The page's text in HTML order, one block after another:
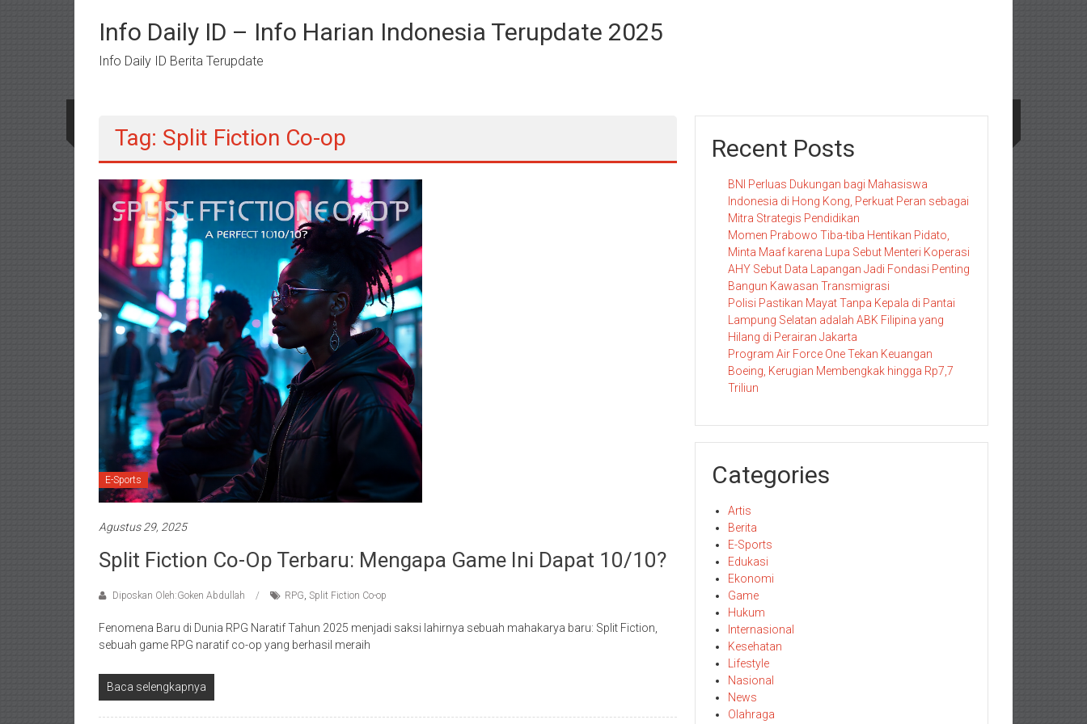
kontenInfo Daily ID – Info Harian Indonesia Terupdate 2025
Info Daily ID Berita Terupdate
Tag: Split Fiction Co-op
E-Sports
Agustus 29, 2025
Split Fiction Co-Op Terbaru: Mengapa Game Ini Dapat 10/10?
Diposkan Oleh:Goken Abdullah RPG, Split Fiction Co-op
Fenomena Baru di Dunia RPG Naratif Tahun 2025 menjadi saksi lahirnya sebuah mahakarya baru: Split Fiction,
sebuah game RPG naratif co-op yang berhasil meraih
Baca selengkapnya
Recent Posts
BNI Perluas Dukungan bagi Mahasiswa
Indonesia di Hong Kong, Perkuat Peran sebagai
Mitra Strategis Pendidikan
Momen Prabowo Tiba-tiba Hentikan Pidato,
Minta Maaf karena Lupa Sebut Menteri Koperasi
AHY Sebut Data Lapangan Jadi Fondasi Penting
Bangun Kawasan Transmigrasi
Polisi Pastikan Mayat Tanpa Kepala di Pantai
Lampung Selatan adalah ABK Filipina yang
Hilang di Perairan Jakarta
Program Air Force One Tekan Keuangan
Boeing, Kerugian Membengkak hingga Rp7,7
Triliun
Categories
Artis
Berita
E-Sports
Edukasi
Ekonomi
Game
Hukum
Internasional
Kesehatan
Lifestyle
Nasional
News
Olahraga